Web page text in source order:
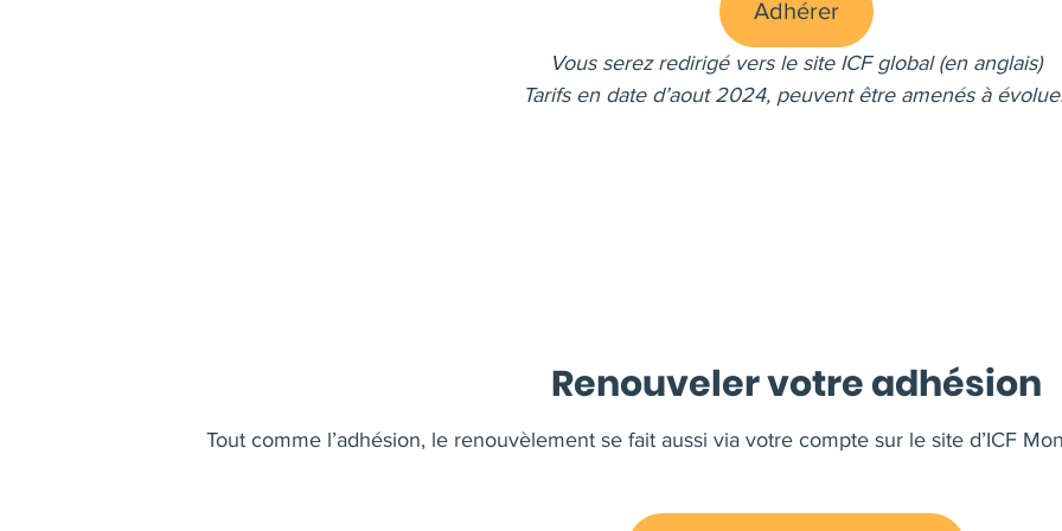
Adhérer
Vous serez redirigé vers le site ICF global (en anglais)
Tarifs en date d’aout 2024, peuvent être amenés à
Renouveler votre adhésion
Tout comme l’adhésion, le renouvèlement se fait aussi via votre compte sur le site d’ICF